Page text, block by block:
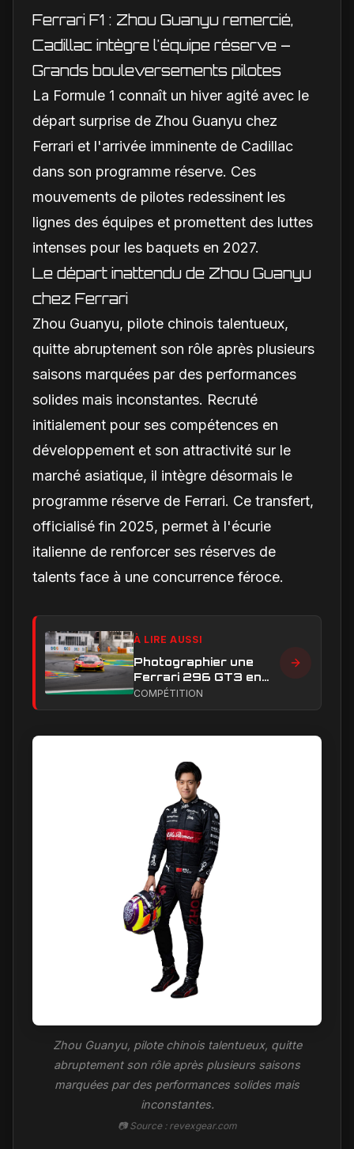
Ferrari F1 : Zhou Guanyu remercié,
Cadillac intègre l'équipe réserve –
Grands bouleversements pilotes
La Formule 1 connaît un hiver agité avec le
départ surprise de Zhou Guanyu chez
Ferrari et l'arrivée imminente de Cadillac
dans son programme réserve. Ces
mouvements de pilotes redessinent les
lignes des équipes et promettent des luttes
intenses pour les baquets en 2027.
Le départ inattendu de Zhou Guanyu
chez Ferrari
Zhou Guanyu, pilote chinois talentueux,
quitte abruptement son rôle après plusieurs
saisons marquées par des performances
solides mais inconstantes. Recruté
initialement pour ses compétences en
développement et son attractivité sur le
marché asiatique, il intègre désormais le
programme réserve de Ferrari. Ce transfert,
officialisé fin 2025, permet à l'écurie
italienne de renforcer ses réserves de
talents face à une concurrence féroce.
À LIRE AUSSI
Photographier une
Ferrari 296 GT3 en
action : construire une
COMPÉTITION
Zhou Guanyu, pilote chinois talentueux, quitte
abruptement son rôle après plusieurs saisons
marquées par des performances solides mais
inconstantes.
📷 Source : revexgear.com